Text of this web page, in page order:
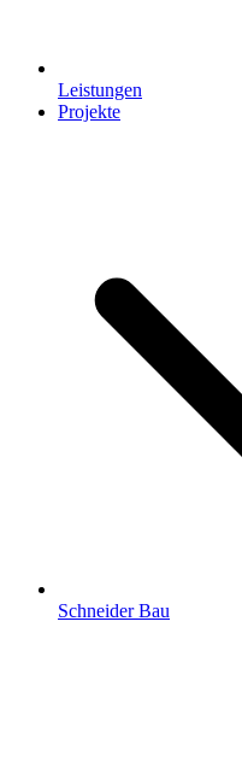
Leistungen
Projekte
Schneider Bau